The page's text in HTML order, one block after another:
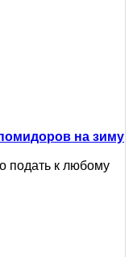
на зиму
подать к любому